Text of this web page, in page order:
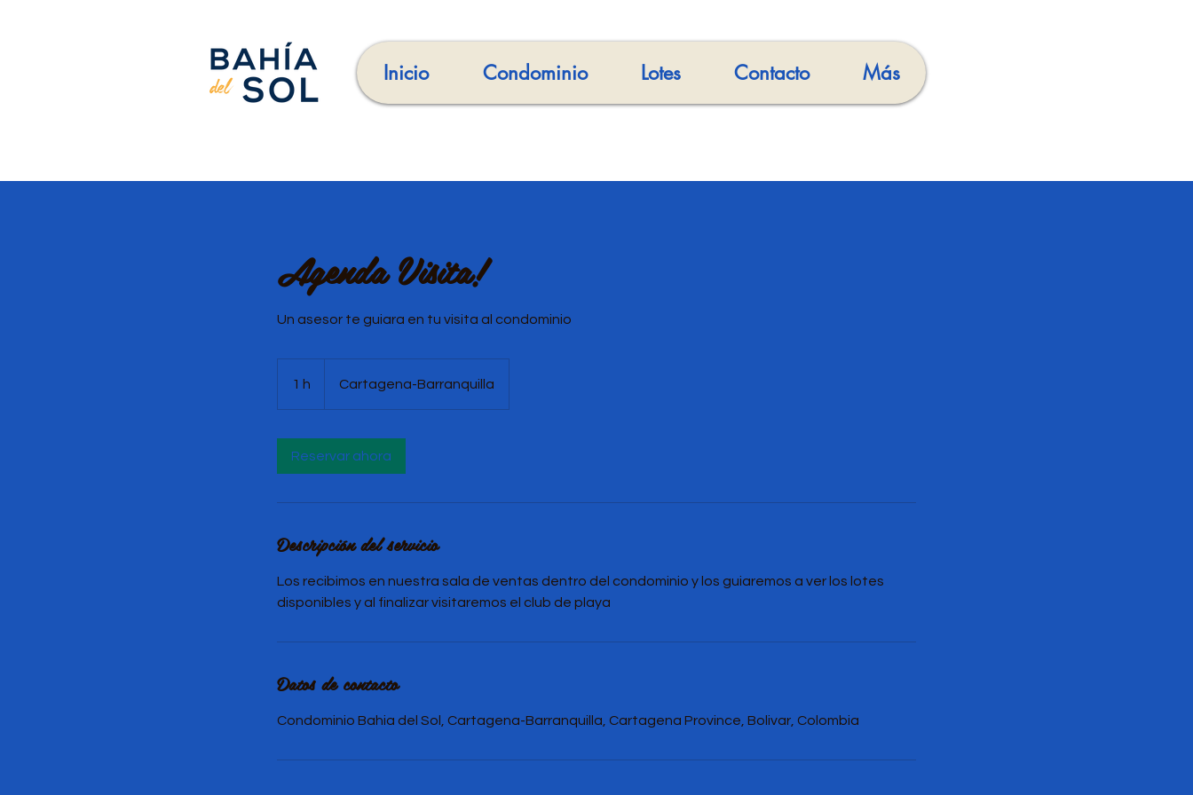
Inicio Condominio Lotes Contacto Más
Agenda Visita!
Un asesor te guiara en tu visita al condominio
1 h Cartagena-Barranquilla
Reservar ahora
Descripción del servicio
Los recibimos en nuestra sala de ventas dentro del condominio y los guiaremos a ver los lotes
disponibles y al finalizar visitaremos el club de playa
Datos de contacto
Condominio Bahia del Sol, Cartagena-Barranquilla, Cartagena Province, Bolivar, Colombia